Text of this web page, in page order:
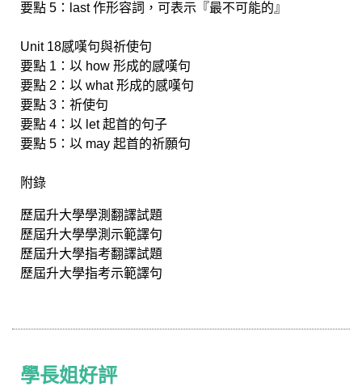
要點 5：last 作形容詞，可表示『最不可能的』
Unit 18感嘆句與祈使句
要點 1：以 how 形成的感嘆句
要點 2：以 what 形成的感嘆句
要點 3：祈使句
要點 4：以 let 起首的句子
要點 5：以 may 起首的祈願句
附錄
歷屆升大學學測翻譯試題
歷屆升大學學測示範譯句
歷屆升大學指考翻譯試題
歷屆升大學指考示範譯句
學長姐好評